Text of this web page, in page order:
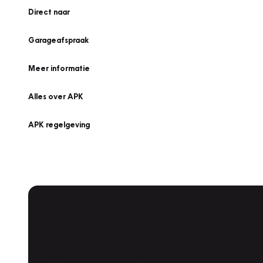
Direct naar
Garageafspraak
Meer informatie
Alles over APK
APK regelgeving